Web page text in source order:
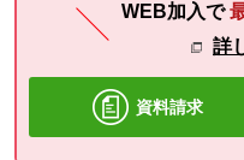
WEB加入で
詳
資料請求